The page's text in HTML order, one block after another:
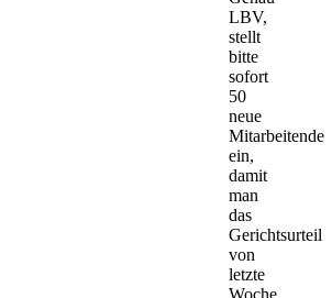
LBV,
stellt
bitte
sofort
50
neue
Mitarbeitende
ein,
damit
man
das
Gerichtsurteil
von
letzte
Woche